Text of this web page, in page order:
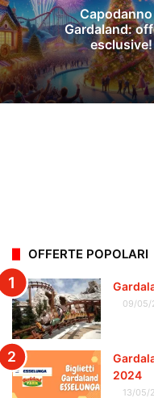
OFFERTE POPOLARI
09/05/
2024
13/05/